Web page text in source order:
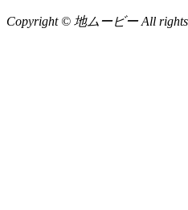
Copyright © 地ムービー All rights